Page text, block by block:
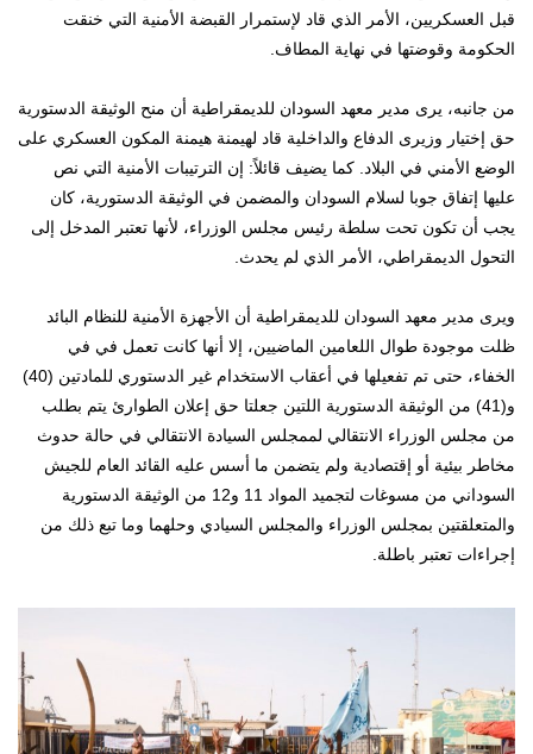
قبل العسكريين، الأمر الذي قاد لإستمرار القبضة الأمنية التي خنقت
الحكومة وقوضتها في نهاية المطاف.
من جانبه، يرى مدير معهد السودان للديمقراطية أن منح الوثيقة الدستورية
حق إختيار وزيرى الدفاع والداخلية قاد لهيمنة هيمنة المكون العسكري على
الوضع الأمني في البلاد. كما يضيف قائلاً: إن الترتيبات الأمنية التي نص
عليها إتفاق جوبا لسلام السودان والمضمن في الوثيقة الدستورية، كان
يجب أن تكون تحت سلطة رئيس مجلس الوزراء، لأنها تعتبر المدخل إلى
التحول الديمقراطي، الأمر الذي لم يحدث.
ويرى مدير معهد السودان للديمقراطية أن الأجهزة الأمنية للنظام البائد
ظلت موجودة طوال اللعامين الماضيين، إلا أنها كانت تعمل في في
الخفاء، حتى تم تفعيلها في أعقاب الاستخدام غير الدستوري للمادتين (40)
و(41) من الوثيقة الدستورية اللتين جعلتا حق إعلان الطوارئ يتم بطلب
من مجلس الوزراء الانتقالي لممجلس السيادة الانتقالي في حالة حدوث
مخاطر بيئية أو إقتصادية ولم يتضمن ما أسس عليه القائد العام للجيش
السوداني من مسوغات لتجميد المواد 11 و12 من الوثيقة الدستورية
والمتعلقتين بمجلس الوزراء والمجلس السيادي وحلهما وما تبع ذلك من
إجراءات تعتبر باطلة.